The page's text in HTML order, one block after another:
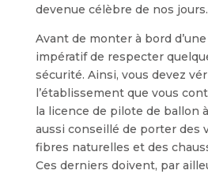
devenue célèbre de nos jours.
Avant de monter à bord
impératif de respecter
sécurité. Ainsi, vous devez
l’établissement que vous
la licence de pilote de ballon
aussi conseillé de porter des
fibres naturelles et des
Ces derniers doivent, par